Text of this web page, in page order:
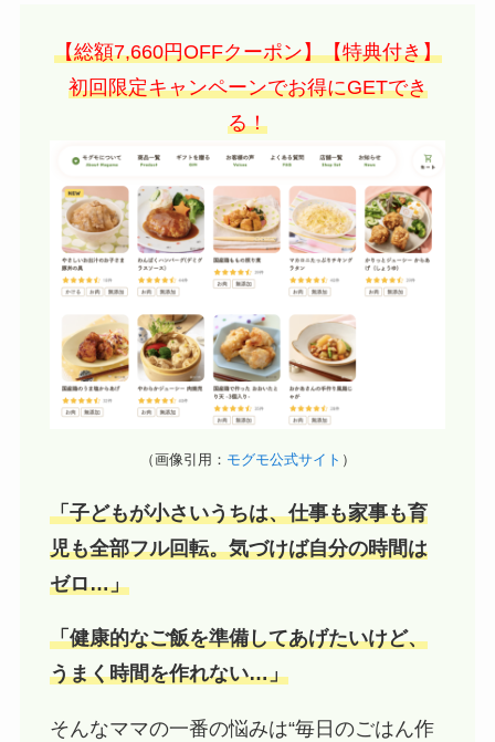
【総額7,660円OFFクーポン】【特典付き】
初回限定キャンペーンでお得にGETでき
る！
（画像引用： モグモ公式サイト ）
「子どもが小さいうちは、仕事も家事も育
児も全部フル回転。気づけば自分の時間は
ゼロ…」
「健康的なご飯を準備してあげたいけど、
うまく時間を作れない…」
そんなママの一番の悩みは“毎日のごはん作